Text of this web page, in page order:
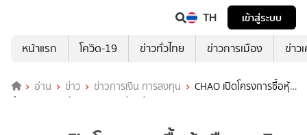
TH
เข้าสู่ระบบ
หน้าแรก
โควิด-19 ข่าวทั่วไทย ข่าวการเมือง ข่าว
อ่าน ข่าว ข่าวการเงิน การลงทุน
CHAO เปิดโครงการซื้อหุ้น
คืน วงเงิน 64 ล้านบาท 9.68 ล้านหุ้น